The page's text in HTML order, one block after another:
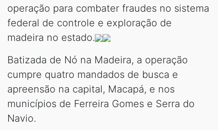
operação para combater fraudes no sistema
federal de controle e exploração de
madeira no estado.
Batizada de Nó na Madeira, a operação
cumpre quatro mandados de busca e
apreensão na capital, Macapá, e nos
municípios de Ferreira Gomes e Serra do
Navio.